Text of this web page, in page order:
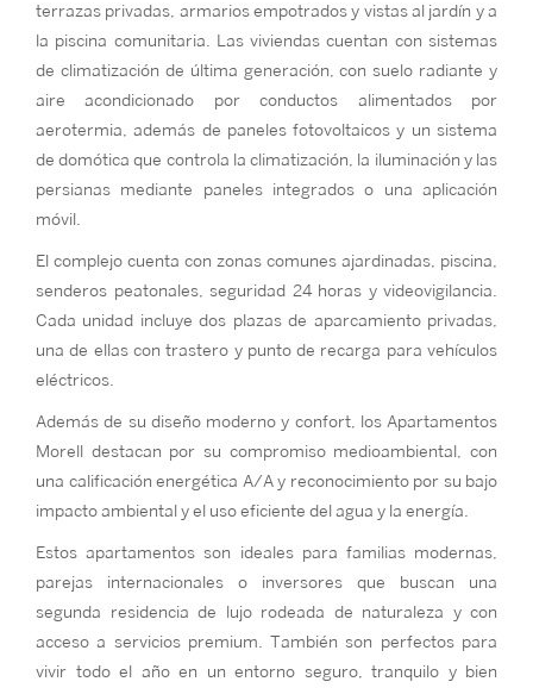
terrazas privadas, armarios empotrados y vistas al jardín y a
la piscina comunitaria. Las viviendas cuentan con sistemas
de climatización de última generación, con suelo radiante y
aire acondicionado por conductos alimentados por
aerotermia, además de paneles fotovoltaicos y un sistema
de domótica que controla la climatización, la iluminación y las
persianas mediante paneles integrados o una aplicación
móvil.
El complejo cuenta con zonas comunes ajardinadas, piscina,
senderos peatonales, seguridad 24 horas y videovigilancia.
Cada unidad incluye dos plazas de aparcamiento privadas,
una de ellas con trastero y punto de recarga para vehículos
eléctricos.
Además de su diseño moderno y confort, los Apartamentos
Morell destacan por su compromiso medioambiental, con
una calificación energética A/A y reconocimiento por su bajo
impacto ambiental y el uso eficiente del agua y la energía.
Estos apartamentos son ideales para familias modernas,
parejas internacionales o inversores que buscan una
segunda residencia de lujo rodeada de naturaleza y con
acceso a servicios premium. También son perfectos para
vivir todo el año en un entorno seguro, tranquilo y bien